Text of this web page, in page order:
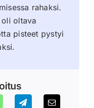
rahaksi.
oltava
pisteet pystyi